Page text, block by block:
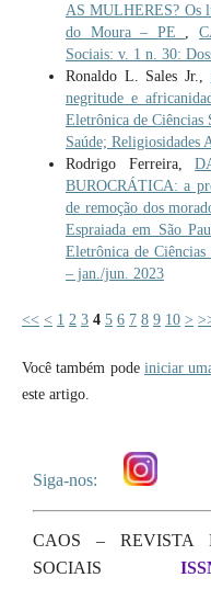
AS MULHERES? Os
do Moura – PE ,
Sociais: v. 1 n. 30:
Ronaldo L. Sales Jr.,
negritude e
Eletrônica de Ciências
Saúde; Religiosidades
Rodrigo Ferreira,
BUROCRÁTICA: a
de remoção dos
Espraiada em São
Eletrônica de
– jan./jun. 2023
<< < 1 2 3 4 5 6 7 8 9 10 >
Você também pode iniciar
este artigo.
Siga-nos:
CAOS – REVISTA
SOCIAIS